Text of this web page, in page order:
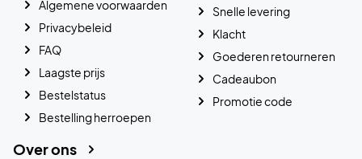
Algemene voorwaarden
Privacybeleid
FAQ
Laagste prijs
Bestelstatus
Bestelling herroepen
Snelle levering
Klacht
Goederen retourneren
Cadeaubon
Promotie code
Over ons